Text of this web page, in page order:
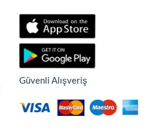
Güvenli Alışveriş